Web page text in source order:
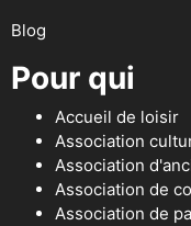
Blog
Pour qui
Accueil de loisir
Association
Association
Association de
Association de